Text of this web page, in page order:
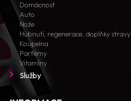
Hubnutí, regenerace, doplňky stravy
Koupelna
Parfémy
Vitamíny
SLUŽBY
CENOVÉ ROZMEZÍ
Domácnost
Auto
Nože
Hubnutí, regenerace, doplňky stravy
Koupelna
Parfémy
Vitamíny
Služby